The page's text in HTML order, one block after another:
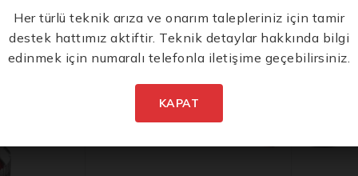
üzerinden
üzerinden
Yeni Ürünlerden İlk
Siz Haberdar Olun.
Her türlü teknik arıza ve onarım talepleriniz için tamir
destek hattımız aktiftir. Teknik detaylar hakkında bilgi
edinmek için numaralı telefonla iletişime geçebilirsiniz.
KAPAT